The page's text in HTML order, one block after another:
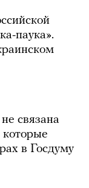
паука».
связана
которые
в Госдуму